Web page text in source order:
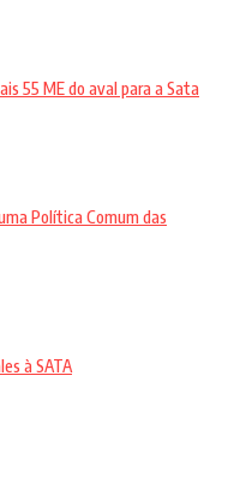
55 ME do aval para a Sata
Política Comum das
à SATA